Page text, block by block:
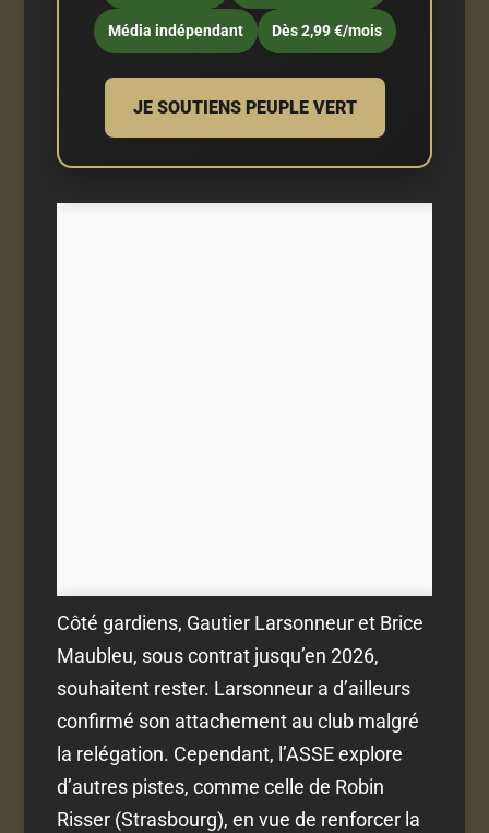
Média indépendant Dès 2,99 €/mois
JE SOUTIENS PEUPLE VERT
Côté gardiens, Gautier Larsonneur et Brice
Maubleu, sous contrat jusqu’en 2026,
souhaitent rester. Larsonneur a d’ailleurs
confirmé son attachement au club malgré
la relégation. Cependant, l’ASSE explore
d’autres pistes, comme celle de Robin
Risser (Strasbourg), en vue de renforcer la